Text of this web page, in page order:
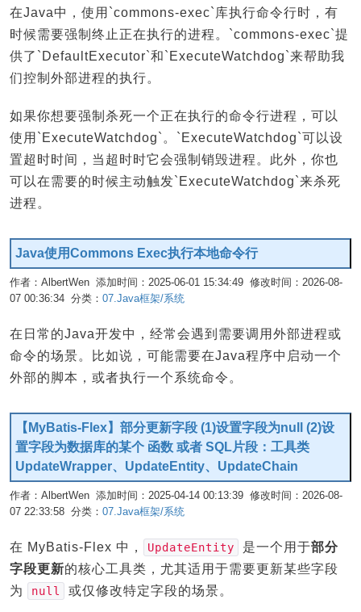
在Java中，使用`commons-exec`库执行命令行时，有
时候需要强制终止正在执行的进程。`commons-exec`提
供了`DefaultExecutor`和`ExecuteWatchdog`来帮助我
们控制外部进程的执行。
如果你想要强制杀死一个正在执行的命令行进程，可以
使用`ExecuteWatchdog`。`ExecuteWatchdog`可以设
置超时时间，当超时时它会强制销毁进程。此外，你也
可以在需要的时候主动触发`ExecuteWatchdog`来杀死
进程。
Java使用Commons Exec执行本地命令行
作者：AlbertWen 添加时间：2025-06-01 15:34:49 修改时间：2026-08-
07 00:36:34 分类： 07.Java框架/系统
在日常的Java开发中，经常会遇到需要调用外部进程或
命令的场景。比如说，可能需要在Java程序中启动一个
外部的脚本，或者执行一个系统命令。
【MyBatis-Flex】部分更新字段 (1)设置字段为null (2)设
置字段为数据库的某个 函数 或者 SQL片段：工具类
UpdateWrapper、UpdateEntity、UpdateChain
作者：AlbertWen 添加时间：2025-04-14 00:13:39 修改时间：2026-08-
07 22:33:58 分类： 07.Java框架/系统
在 MyBatis-Flex 中， UpdateEntity 是一个用于部分
字段更新的核心工具类，尤其适用于需要更新某些字段
为
null 或仅修改特定字段的场景。